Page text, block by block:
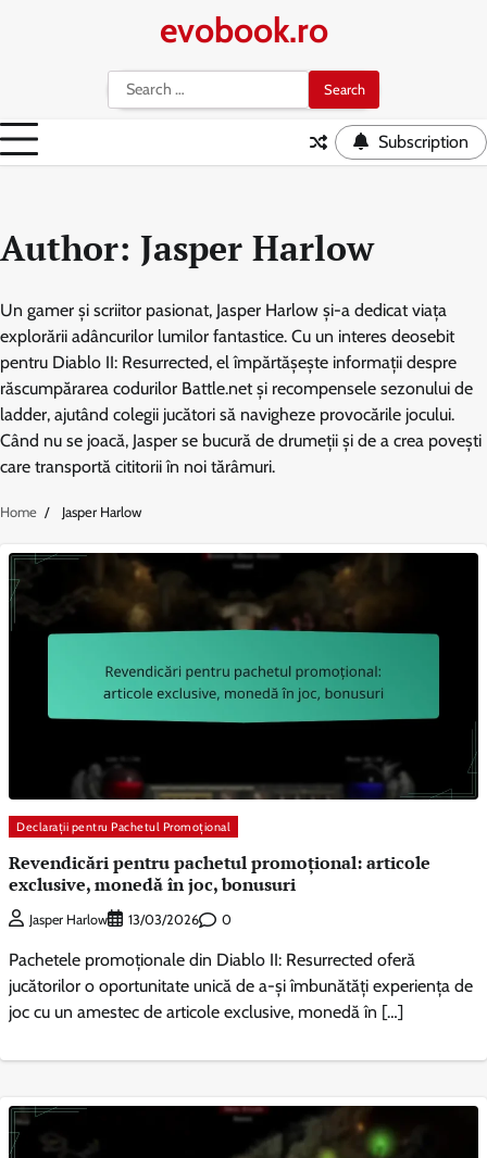
evobook.ro
Search
for:
Subscription
Author: Jasper Harlow
Un gamer și scriitor pasionat, Jasper Harlow și-a dedicat viața
explorării adâncurilor lumilor fantastice. Cu un interes deosebit
pentru Diablo II: Resurrected, el împărtășește informații despre
răscumpărarea codurilor Battle.net și recompensele sezonului de
ladder, ajutând colegii jucători să navigheze provocările jocului.
Când nu se joacă, Jasper se bucură de drumeții și de a crea povești
care transportă cititorii în noi tărâmuri.
Home Jasper Harlow
Declarații pentru Pachetul Promoțional
Revendicări pentru pachetul promoțional: articole
exclusive, monedă în joc, bonusuri
Jasper Harlow 13/03/2026 0
Pachetele promoționale din Diablo II: Resurrected oferă
jucătorilor o oportunitate unică de a-și îmbunătăți experiența de
joc cu un amestec de articole exclusive, monedă în […]